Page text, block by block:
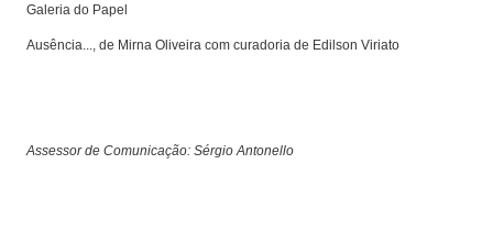
Galeria do Papel
Ausência..., de Mirna Oliveira com curadoria de Edilson Viriato
Assessor de Comunicação: Sérgio Antonello